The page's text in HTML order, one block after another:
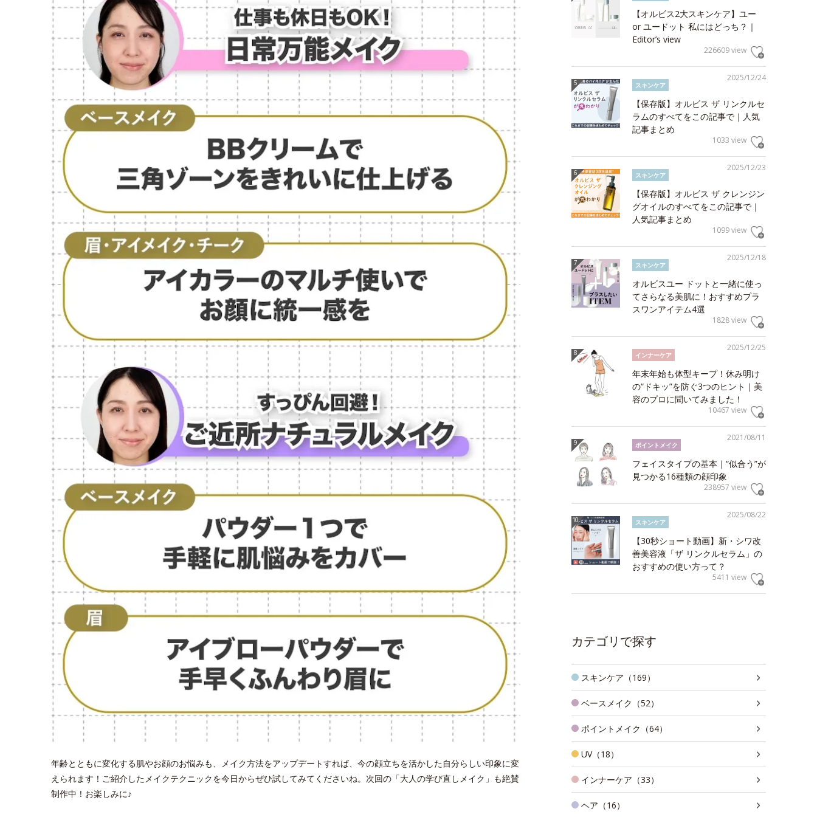
年齢とともに変化する肌やお顔のお悩みも、メイク方法をアップデートすれば、今の顔立ちを活かした自分らしい印象に変
えられます！ご紹介したメイクテクニックを今日からぜひ試してみてくださいね。次回の「大人の学び直しメイク」も絶賛
制作中！お楽しみに♪
【オルビス2大スキンケア】ユー
or ユードット 私にはどっち？｜
Editor’s view
226609 view
2025/12/24
スキンケア
【保存版】オルビス ザ リンクルセ
ラムのすべてをこの記事で｜人気
記事まとめ
1033 view
2025/12/23
スキンケア
【保存版】オルビス ザ クレンジン
グオイルのすべてをこの記事で｜
人気記事まとめ
1099 view
2025/12/18
スキンケア
オルビスユー ドットと一緒に使っ
てさらなる美肌に！おすすめプラ
スワンアイテム4選
1828 view
2025/12/25
インナーケア
年末年始も体型キープ！休み明け
の“ドキッ”を防ぐ3つのヒント｜美
容のプロに聞いてみました！
10467 view
2021/08/11
ポイントメイク
フェイスタイプの基本｜“似合う”が
見つかる16種類の顔印象
238957 view
2025/08/22
スキンケア
【30秒ショート動画】新・シワ改
善美容液「ザ リンクルセラム」の
おすすめの使い方って？
5411 view
カテゴリで探す
スキンケア（169）
ベースメイク（52）
ポイントメイク（64）
UV（18）
インナーケア（33）
ヘア（16）